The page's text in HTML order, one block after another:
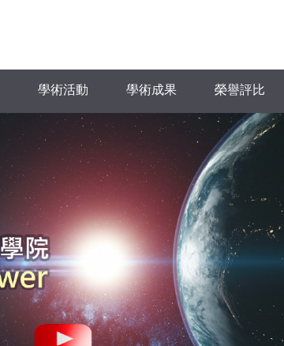
學術活動 學術成果 榮譽評比